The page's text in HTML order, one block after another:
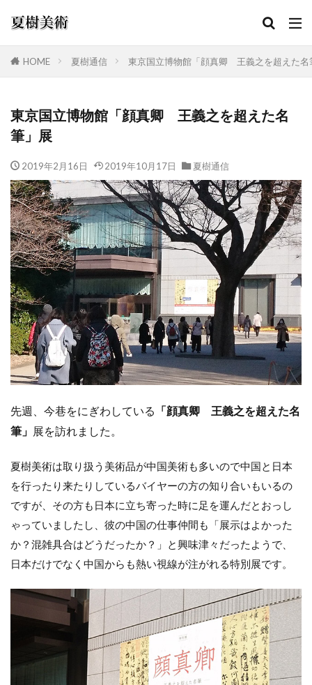
HOME 夏樹通信 東京国立博物館「顔真卿 王義之を超えた名
東京国立博物館「顔真卿 王義之を超えた名
筆」展
2019年2月16日 2019年10月17日 夏樹通信
先週、今巷をにぎわしている 「顔真卿 王義之を超えた名
筆」 展を訪れました。
夏樹美術は取り扱う美術品が中国美術も多いので中国と日本
を行ったり来たりしているバイヤーの方の知り合いもいるの
ですが、その方も日本に立ち寄った時に足を運んだとおっし
ゃっていましたし、彼の中国の仕事仲間も「展示はよかった
か？混雑具合はどうだったか？」と興味津々だったようで、
日本だけでなく中国からも熱い視線が注がれる特別展です。
カテゴリー